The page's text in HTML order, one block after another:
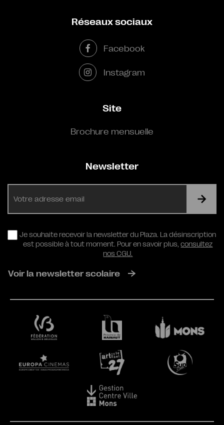
Réseaux sociaux
Facebook
Instagram
Site
Brochure mensuelle
Newsletter
RGPD
Je souhaite recevoir la newsletter du Plaza. La désinscription
est possible à tout moment. Pour en savoir plus,consultez
nos CGU.
Voir la newsletter scolaire